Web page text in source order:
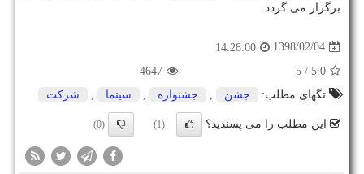
برگزار می گردد.
1398/02/04
14:28:00
5.0
/ 5
4647
تگهای مطلب:
جشن جشنواره سینما شركت
این مطلب را می پسندید؟ (1)
(0)